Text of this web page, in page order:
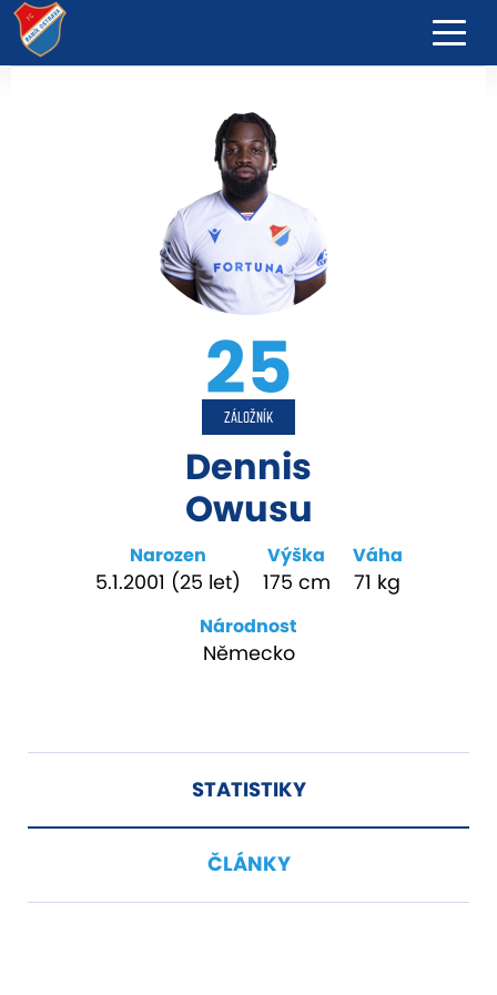
25
ZÁLOŽNÍK
Dennis
Owusu
Narozen
5.1.2001 (25 let)
Výška
175 cm
Váha
71 kg
Národnost
Německo
STATISTIKY
ČLÁNKY